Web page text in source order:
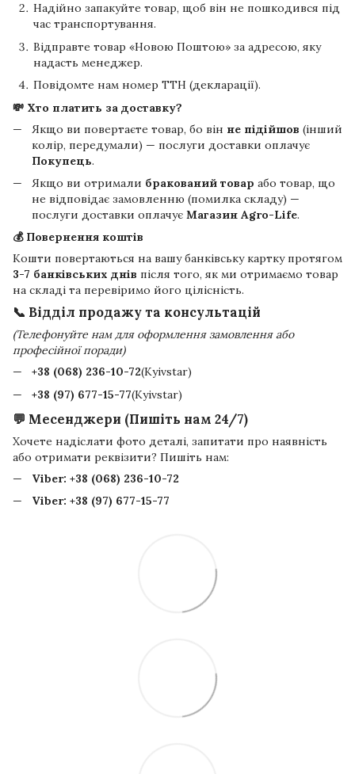
Надійно запакуйте товар, щоб він не пошкодився під
час транспортування.
Відправте товар «Новою Поштою» за адресою, яку
надасть менеджер.
Повідомте нам номер ТТН (декларації).
💸 Хто платить за доставку?
Якщо ви повертаєте товар, бо він не підійшов (інший
колір, передумали) — послуги доставки оплачує
Покупець.
Якщо ви отримали бракований товар або товар, що
не відповідає замовленню (помилка складу) —
послуги доставки оплачує Магазин Agro-Life.
💰 Повернення коштів
Кошти повертаються на вашу банківську картку протягом
3-7 банківських днів після того, як ми отримаємо товар
на складі та перевіримо його цілісність.
📞 Відділ продажу та консультацій
(Телефонуйте нам для оформлення замовлення або
професійної поради)
+38 (068) 236-10-72(Kyivstar)
+38 (97) 677-15-77(Kyivstar)
💬 Месенджери (Пишіть нам 24/7)
Хочете надіслати фото деталі, запитати про наявність
або отримати реквізити? Пишіть нам:
Viber: +38 (068) 236-10-72
Viber: +38 (97) 677-15-77